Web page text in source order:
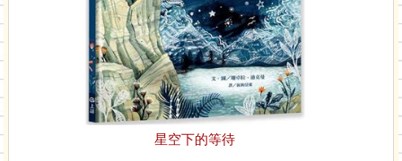
星空下的等待